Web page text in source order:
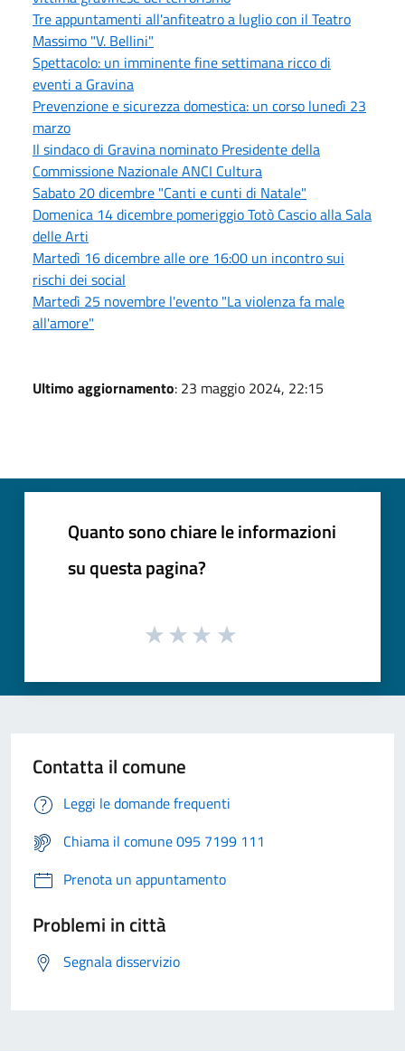
Tre appuntamenti all'anfiteatro a luglio con il Teatro
Massimo "V. Bellini"
Spettacolo: un imminente fine settimana ricco di
eventi a Gravina
Prevenzione e sicurezza domestica: un corso lunedì 23
marzo
Il sindaco di Gravina nominato Presidente della
Commissione Nazionale ANCI Cultura
Sabato 20 dicembre "Canti e cunti di Natale"
Domenica 14 dicembre pomeriggio Totò Cascio alla Sala
delle Arti
Martedì 16 dicembre alle ore 16:00 un incontro sui
rischi dei social
Martedì 25 novembre l'evento "La violenza fa male
all'amore"
Ultimo aggiornamento: 23 maggio 2024, 22:15
Quanto sono chiare le informazioni
su questa pagina?
Contatta il comune
Leggi le domande frequenti
Chiama il comune 095 7199 111
Prenota un appuntamento
Problemi in città
Segnala disservizio